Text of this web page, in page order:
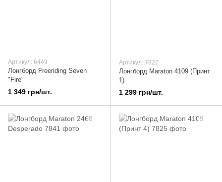
Артикул: 6449
Лонгборд Freeriding Seven
"Fire"
1 349 грн/шт.
Артикул: 7822
Лонгборд Maraton 4109 (Принт
1)
1 299 грн/шт.